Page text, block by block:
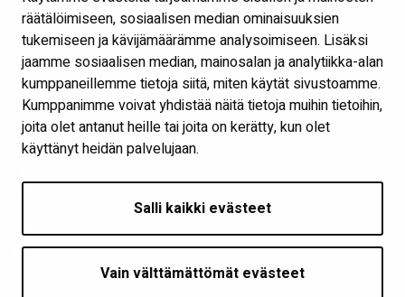
räätälöimiseen, sosiaalisen median ominaisuuksien
tukemiseen ja kävijämäärämme analysoimiseen. Lisäksi
jaamme sosiaalisen median, mainosalan ja analytiikka-alan
kumppaneillemme tietoja siitä, miten käytät sivustoamme.
Kumppanimme voivat yhdistää näitä tietoja muihin tietoihin,
joita olet antanut heille tai joita on kerätty, kun olet
käyttänyt heidän palvelujaan.
Salli kaikki evästeet
Vain välttämättömät evästeet
Verkkokirjasto
Kaikki kirjaston some-kanavat
Näytä evästeasetukseni
Seuraa meitä